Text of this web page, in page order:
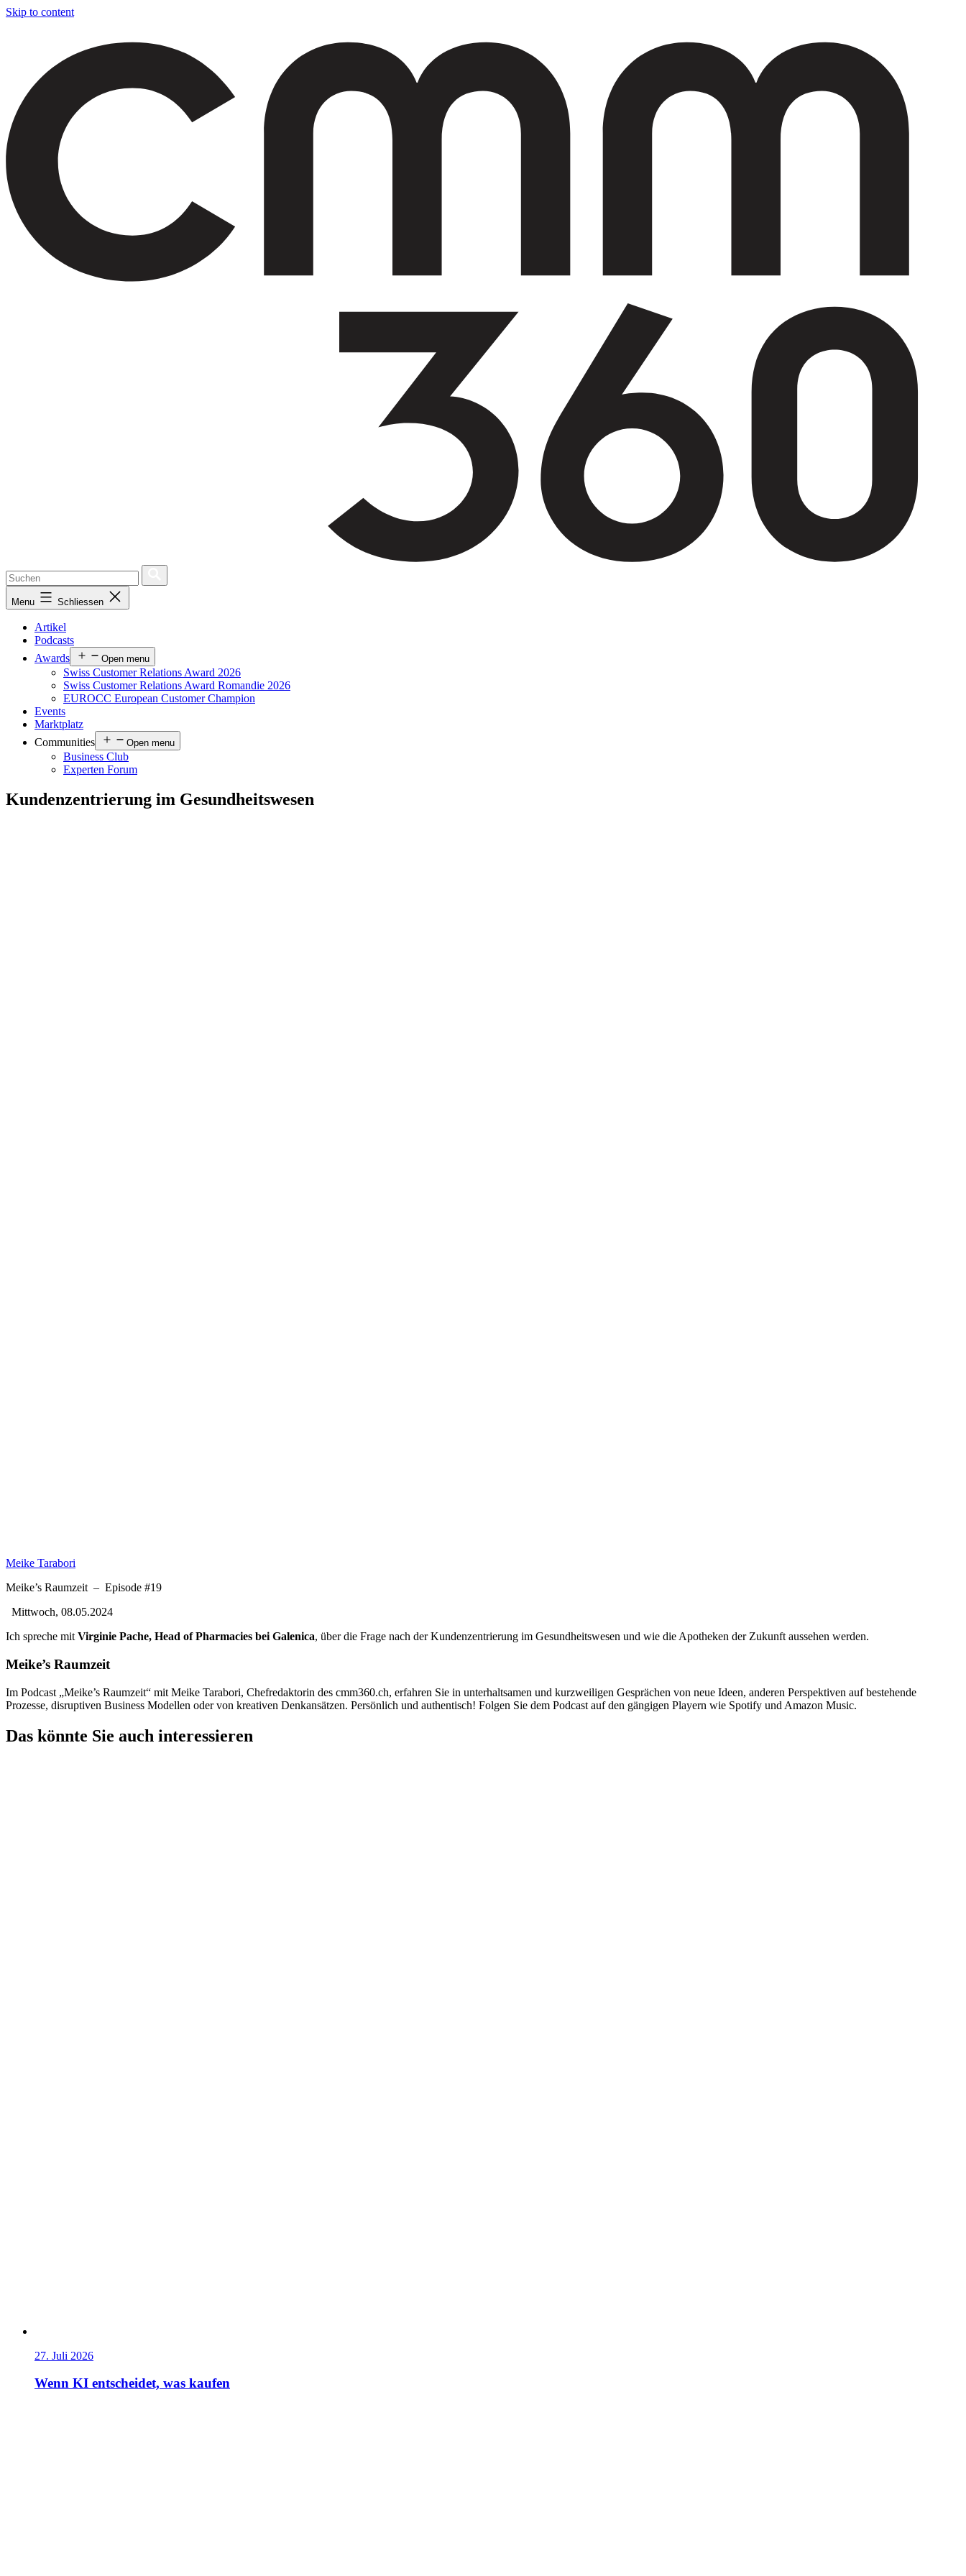
Skip to content
Menu Schliessen
Artikel
Podcasts
Awards
Open menu
Swiss Customer Relations Award 2026
Swiss Customer Relations Award Romandie 2026
EUROCC European Customer Champion
Events
Marktplatz
Communities
Open menu
Business Club
Experten Forum
Kundenzentrierung im Gesundheitswesen
Meike Tarabori
Meike’s Raumzeit – Episode #19
Mittwoch, 08.05.2024
Ich spreche mit Virginie Pache, Head of Pharmacies bei Galenica, über die Frage nach der Kundenzentrierung im Gesundheitswesen und wie die Apotheken der Zukunft aussehen werden.
Meike’s Raumzeit
Im Podcast „Meike’s Raumzeit“ mit Meike Tarabori, Chefredaktorin des cmm360.ch, erfahren Sie in unterhaltsamen und kurzweiligen Gesprächen von neue Ideen, anderen Perspektiven auf bestehende
Prozesse, disruptiven Business Modellen oder von kreativen Denkansätzen. Persönlich und authentisch! Folgen Sie dem Podcast auf den gängigen Playern wie Spotify und Amazon Music.
Das könnte Sie auch interessieren
27. Juli 2026
Wenn KI entscheidet, was kaufen